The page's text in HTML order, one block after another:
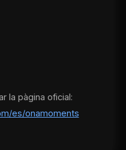
la pàgina oficial:
es/onamoments